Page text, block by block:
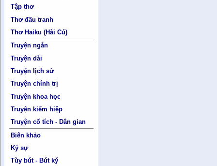
Tập thơ
Thơ đấu tranh
Thơ Haiku (Hài Cú)
Truyện ngắn
Truyện dài
Truyện lịch sử
Truyện chính trị
Truyện khoa học
Truyện kiếm hiệp
Truyện cổ tích - Dân gian
Biên khảo
Ký sự
Tùy bút - Bút ký